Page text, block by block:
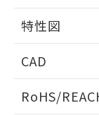
相互干渉
周囲金属の影響
特性図
検出物体の大き
CAD
ドすること
RoHS/
欄に対応
既に当
り、
す。